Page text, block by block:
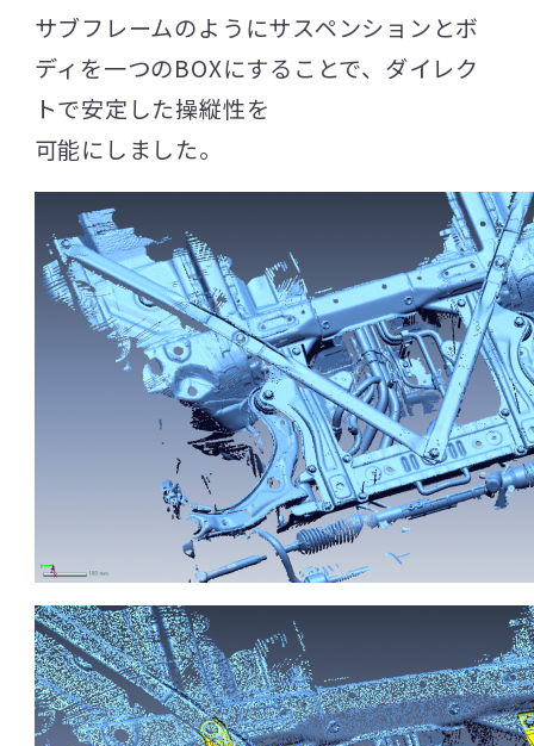
サブフレームのようにサスペンションとボ
ディを一つのBOXにすることで、ダイレク
トで安定した操縦性を
可能にしました。